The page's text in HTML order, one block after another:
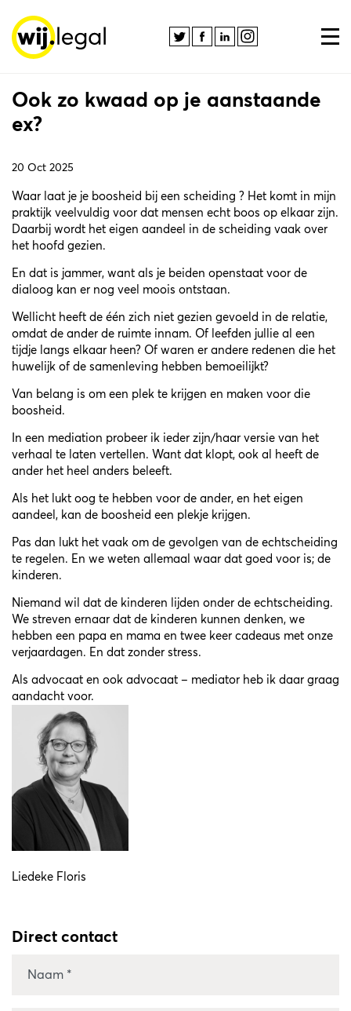
Ook zo kwaad op je aanstaande
ex?
20 Oct 2025
Waar laat je je boosheid bij een scheiding ? Het komt in mijn
praktijk veelvuldig voor dat mensen echt boos op elkaar zijn.
Daarbij wordt het eigen aandeel in de scheiding vaak over
het hoofd gezien.
En dat is jammer, want als je beiden openstaat voor de
dialoog kan er nog veel moois ontstaan.
Wellicht heeft de één zich niet gezien gevoeld in de relatie,
omdat de ander de ruimte innam. Of leefden jullie al een
tijdje langs elkaar heen? Of waren er andere redenen die het
huwelijk of de samenleving hebben bemoeilijkt?
Van belang is om een plek te krijgen en maken voor die
boosheid.
In een mediation probeer ik ieder zijn/haar versie van het
verhaal te laten vertellen. Want dat klopt, ook al heeft de
ander het heel anders beleeft.
Als het lukt oog te hebben voor de ander, en het eigen
aandeel, kan de boosheid een plekje krijgen.
Pas dan lukt het vaak om de gevolgen van de echtscheiding
te regelen. En we weten allemaal waar dat goed voor is; de
kinderen.
Niemand wil dat de kinderen lijden onder de echtscheiding.
We streven ernaar dat de kinderen kunnen denken, we
hebben een papa en mama en twee keer cadeaus met onze
verjaardagen. En dat zonder stress.
Als advocaat en ook advocaat – mediator heb ik daar graag
aandacht voor.
Liedeke Floris
Direct contact